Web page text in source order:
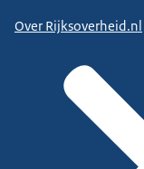
Over Rijksoverheid.nl